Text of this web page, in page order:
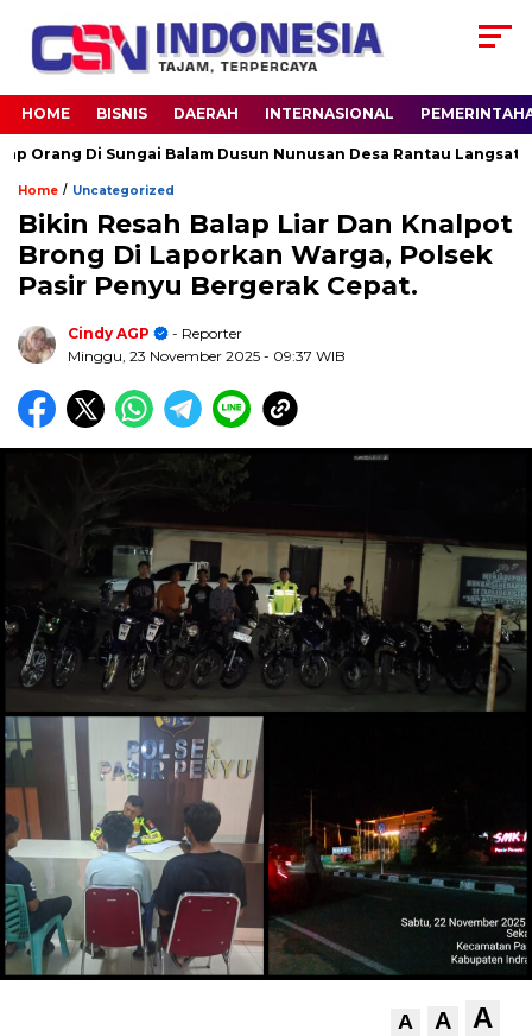
HOME BISNIS DAERAH INTERNASIONAL
Di Sungai Balam Dusun Nunusan Desa Rantau Langsat kec.
Home / Uncategorized
Bikin Resah Balap Liar Dan Knalpot
Brong Di Laporkan Warga, Polsek
Pasir Penyu Bergerak Cepat.
Cindy AGP
- Reporter
Minggu, 23 November 2025 - 09:37 WIB
A A A